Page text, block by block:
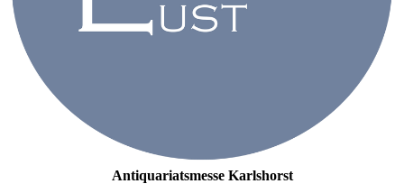
Antiquariatsmesse Karlshorst